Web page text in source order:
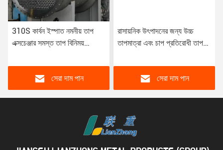
310S কার্বন ইস্পাত নমনীয় তাপ
এক্সচেঞ্জার সমস্ত তাপ বিনিময়
সেরা দাম পান
রাসায়নিক উৎপাদনের জন্য উচ্চ
তাপমাত্রা এবং চাপ প্রতিরোধী তাপ
সেরা দাম পান